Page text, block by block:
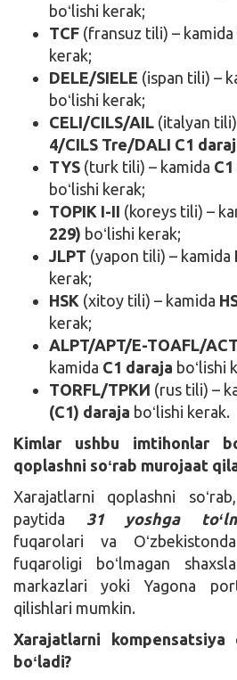
boʻlishi kerak;
TCF (fransuz tili) – kamida
kerak;
DELE/SIELE (ispan tili) –
boʻlishi kerak;
CELI/CILS/AIL (italyan
4/CILS Tre/DALI C1
TYS (turk tili) – kamida
boʻlishi kerak;
TOPIK I-II (koreys tili) –
229) boʻlishi kerak;
JLPT (yapon tili) – kamida
kerak;
HSK (xitoy tili) – kamida
kerak;
ALPT/APT/E-TOAFL/
kamida C1 daraja boʻlishi
TORFL/ТРКИ (rus tili) –
(C1) daraja boʻlishi kerak.
Kimlar ushbu imtihonlar
qoplashni soʻrab murojaat
Xarajatlarni qoplashni
paytida 31 yoshga
fuqarolari va
fuqaroligi boʻlmagan
markazlari yoki Yagona
qilishlari mumkin.
Xarajatlarni
boʻladi?